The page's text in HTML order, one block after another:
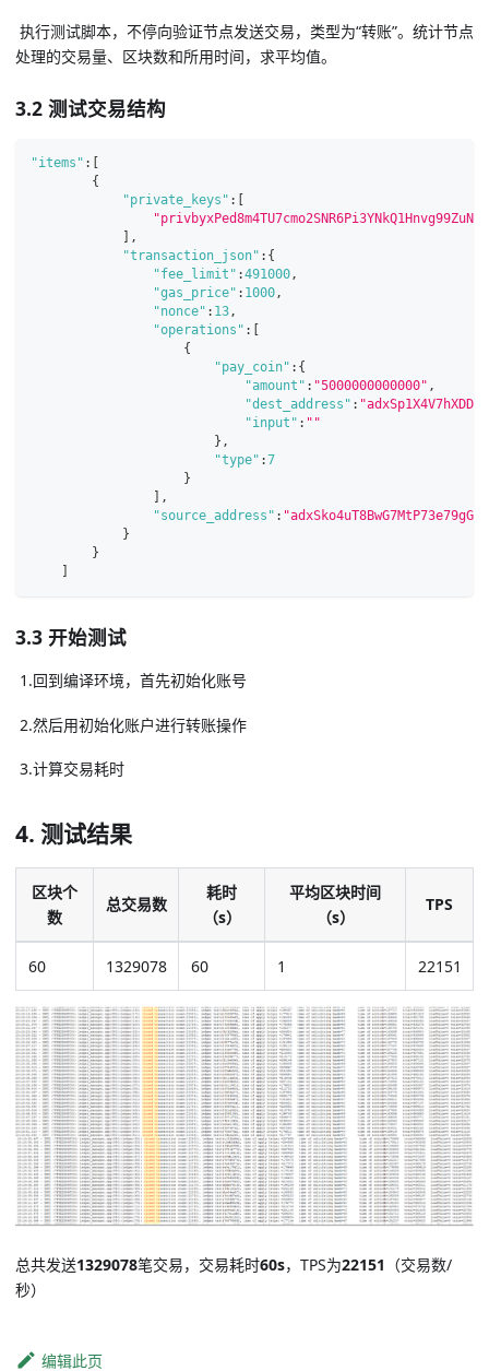
​ 执行测试脚本，不停向验证节点发送交易，类型为“转账”。统计节点
处理的交易量、区块数和所用时间，求平均值。
3.2 测试交易结构
"items" :
{
"private_keys" :
,
"transaction_json" : {
"fee_limit" :491000,
"gas_price" : 1000,
"nonce" : 13,
"operations" :
{
"pay_coin" : {
"amount" : "5000000000000" ,
"dest_address" :
"input" : ""
} ,
"type" :7
}
,
"source_address" :
}
}
3.3 开始测试
​ 1.回到编译环境，首先初始化账号
​ 2.然后用初始化账户进行转账操作
​ 3.计算交易耗时
4. 测试结果
区块个
数
总交易数
耗时
（s）
平均区块时间
（s）
TPS
60 1329078 60 1 22151
总共发送1329078笔交易，交易耗时60s，TPS为22151 （交易数/
秒）
编辑此页